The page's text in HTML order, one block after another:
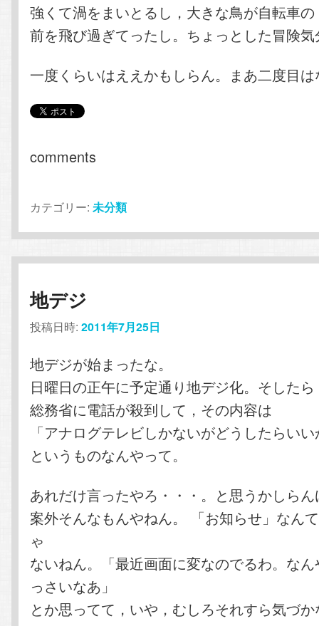
強くて渦をまいとるし，大きな鳥が自転車の
前を飛び過ぎてったし。ちょっとした冒険
一度くらいはええかもしらん。まあ二度目
comments
カテゴリー: 未分類
地デジ
投稿日時:2011年7月25日
地デジが始まったな。
日曜日の正午に予定通り地デジ化。そしたら
総務省に電話が殺到して，その内容は
「アナログテレビしかないがどうしたらい
というものなんやって。
あれだけ言ったやろ・・・。と思うかしら
案外そんなもんやねん。 「お知らせ」なん
ゃ
ないねん。「最近画面に変なのでるわ。な
っさいなあ」
とか思ってて，いや，むしろそれすら気づ